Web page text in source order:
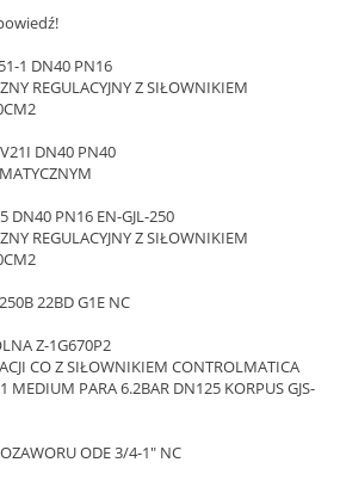
1 DN40 PN16
REGULACYJNY Z SIŁOWNIKIEM
DN40 PN40
DN40 PN16 EN-GJL-250
REGULACYJNY Z SIŁOWNIKIEM
22BD G1E NC
Z-1G670P2
CO Z SIŁOWNIKIEM CONTROLMATICA
MEDIUM PARA 6.2BAR DN125 KORPUS GJS-
ODE 3/4-1" NC